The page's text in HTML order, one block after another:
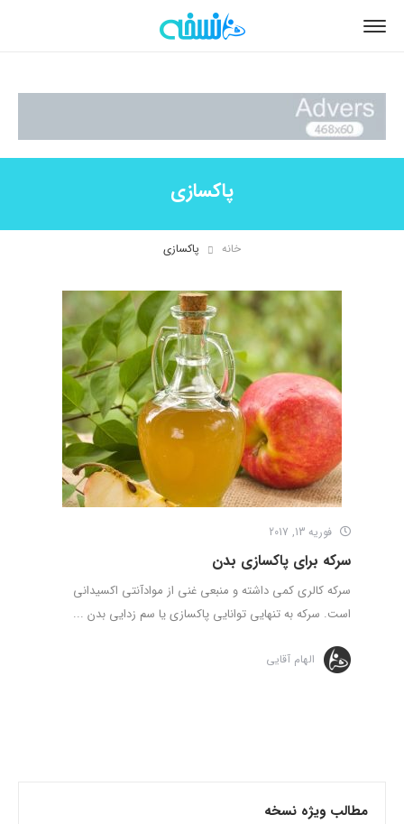
پاکسازی
خانه پاکسازی
فوریه 13, 2017
سرکه برای پاکسازی بدن
سرکه کالری کمی داشته و منبعی غنی از موادآنتی اکسیدانی
است. سرکه به تنهایی توانایی پاکسازی یا سم زدایی بدن ...
الهام آقایی
مطالب ویژه نسخه